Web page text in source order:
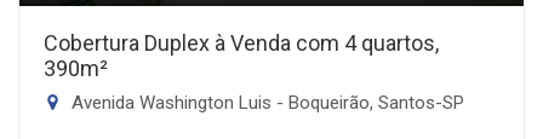
Cobertura Duplex à Venda com 4 quartos,
390m²
Avenida Washington Luis - Boqueirão, Santos-SP